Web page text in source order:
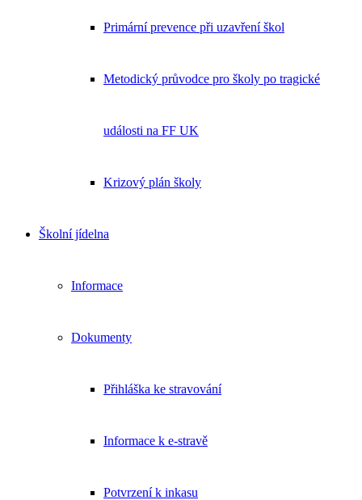
Primární prevence při uzavření škol
Metodický průvodce pro školy po tragické
události na FF UK
Krizový plán školy
Školní jídelna
Informace
Dokumenty
Přihláška ke stravování
Informace k e-stravě
Potvrzení k inkasu